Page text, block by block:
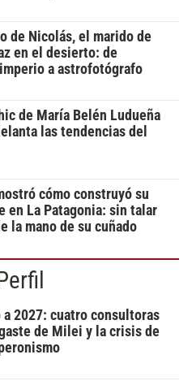
de Nicolás, el marido de
en el desierto: de
a astrofotógrafo
de María Belén Ludueña
las tendencias del
cómo construyó su
en La Patagonia: sin talar
la mano de su cuñado
a 2027: cuatro consultoras
de Milei y la crisis de